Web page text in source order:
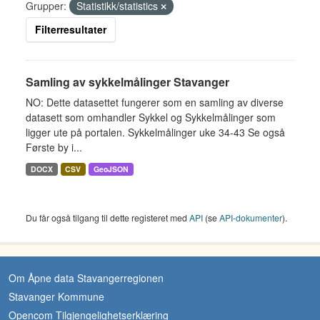
Grupper:
Statistikk/statistics
Filterresultater
Samling av sykkelmålinger Stavanger
NO: Dette datasettet fungerer som en samling av diverse
datasett som omhandler Sykkel og Sykkelmålinger som
ligger ute på portalen. Sykkelmålinger uke 34-43 Se også
Første by i...
DOCX CSV GeoJSON
Du får også tilgang til dette registeret med API (seAPI-dokumenter).
Om Åpne data Stavangerregionen
Stavanger Kommune
Opencom Tilgjengelighetserklæring